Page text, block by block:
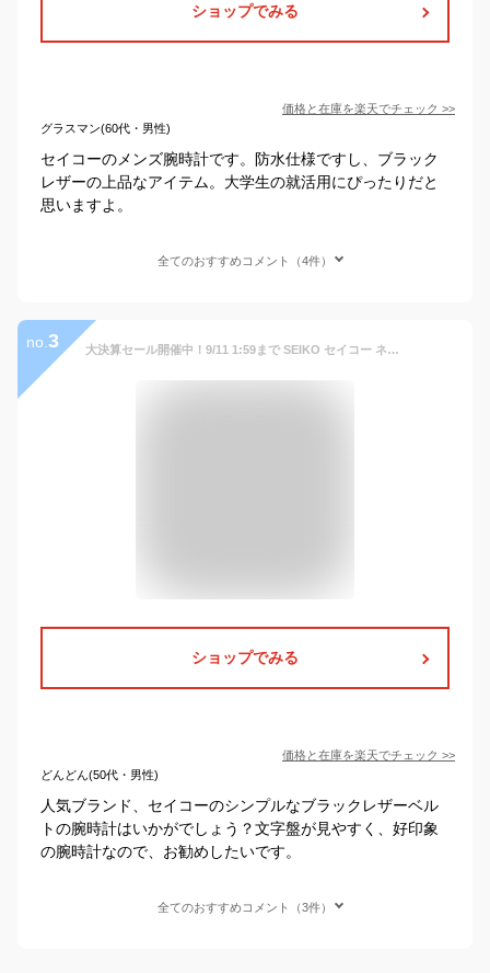
ショップでみる
価格と在庫を楽天でチェック >>
グラスマン(60代・男性)
セイコーのメンズ腕時計です。防水仕様ですし、ブラック
レザーの上品なアイテム。大学生の就活用にぴったりだと
思いますよ。
全てのおすすめコメント（4件）
no. 3 大決算セール開催中！9/11 1:59まで SEIKO セイコー ネオクラシック 腕時計 時計 メンズ 防水 アナログ クオーツ 3針 ステンレス レザー シルバー ブラック SGEH77Pプレゼント ギフト 1年保証 送料無料
ショップでみる
価格と在庫を楽天でチェック >>
どんどん(50代・男性)
人気ブランド、セイコーのシンプルなブラックレザーベル
トの腕時計はいかがでしょう？文字盤が見やすく、好印象
の腕時計なので、お勧めしたいです。
全てのおすすめコメント（3件）